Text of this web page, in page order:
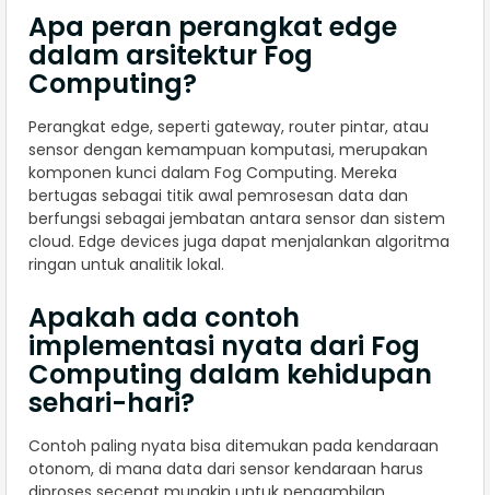
Apa peran perangkat edge
dalam arsitektur Fog
Computing?
Perangkat edge, seperti gateway, router pintar, atau
sensor dengan kemampuan komputasi, merupakan
komponen kunci dalam Fog Computing. Mereka
bertugas sebagai titik awal pemrosesan data dan
berfungsi sebagai jembatan antara sensor dan sistem
cloud. Edge devices juga dapat menjalankan algoritma
ringan untuk analitik lokal.
Apakah ada contoh
implementasi nyata dari Fog
Computing dalam kehidupan
sehari-hari?
Contoh paling nyata bisa ditemukan pada kendaraan
otonom, di mana data dari sensor kendaraan harus